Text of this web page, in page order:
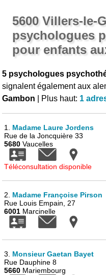
5600 Villers-le-
psychologues
pour enfants
5 psychologues
signalent également aux
Gambon | Plus haut: 1
1. Madame Laure Jordens
Rue de la Joncquière 33
5680 Vaucelles
Téléconsultation disponible
2. Madame Françoise Pirson
Rue Louis Empain, 27
6001 Marcinelle
3. Monsieur Gaetan Bayet
Rue Dauphine 8
5660 Mariembourg